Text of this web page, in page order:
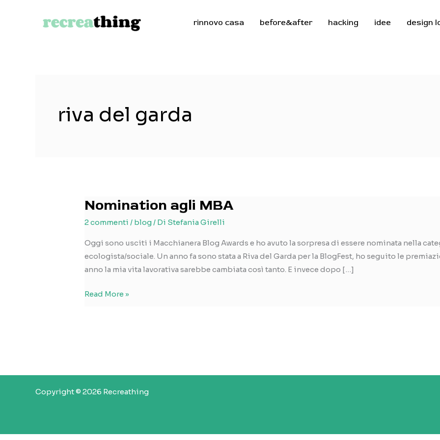
rinnovo casa before&after hacking idee design
riva del garda
Nomination agli MBA
2 commenti / blog/ Di Stefania Girelli
Oggi sono usciti i Macchianera Blog Awards e ho avuto la sorpresa di essere nominata nella
ecologista/sociale. Un anno fa sono stata a Riva del Garda per la BlogFest, ho seguito le
anno la mia vita lavorativa sarebbe cambiata così tanto. E invece dopo […]
Nomination
Read More »
Copyright © 2026 Recreathing